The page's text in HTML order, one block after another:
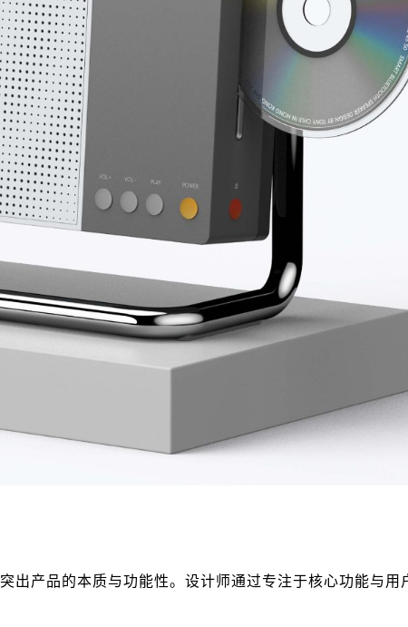
产品的本质与功能性。设计师通过专注于核心功能与用